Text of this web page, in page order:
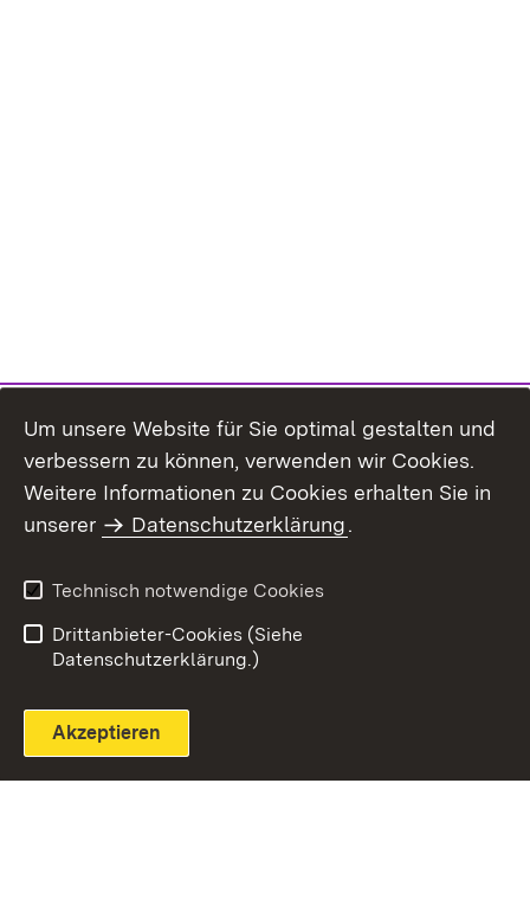
Themenübersicht
Um unsere Website für Sie optimal gestalten und
verbessern zu können, verwenden wir Cookies.
Weitere Informationen zu Cookies erhalten Sie in
unserer
Datenschutzerklärung.
Technisch notwendige Cookies
Drittanbieter-Cookies (Siehe
Datenschutzerklärung.)
Akzeptieren